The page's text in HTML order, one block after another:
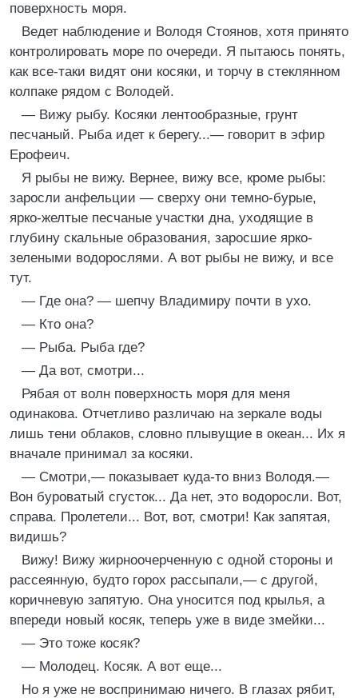
поверхность моря.
Ведет наблюдение и Володя Стоянов, хотя принято
контролировать море по очереди. Я пытаюсь понять,
как все-таки видят они косяки, и торчу в стеклянном
колпаке рядом с Володей.
— Вижу рыбу. Косяки лентообразные, грунт
песчаный. Рыба идет к берегу...— говорит в эфир
Ерофеич.
Я рыбы не вижу. Вернее, вижу все, кроме рыбы:
заросли анфельции — сверху они темно-бурые,
ярко-желтые песчаные участки дна, уходящие в
глубину скальные образования, заросшие ярко-
зелеными водорослями. А вот рыбы не вижу, и все
тут.
— Где она? — шепчу Владимиру почти в ухо.
— Кто она?
— Рыба. Рыба где?
— Да вот, смотри...
Рябая от волн поверхность моря для меня
одинакова. Отчетливо различаю на зеркале воды
лишь тени облаков, словно плывущие в океан... Их я
вначале принимал за косяки.
— Смотри,— показывает куда-то вниз Володя.—
Вон буроватый сгусток... Да нет, это водоросли. Вот,
справа. Пролетели... Вот, вот, смотри! Как запятая,
видишь?
Вижу! Вижу жирноочерченную с одной стороны и
рассеянную, будто горох рассыпали,— с другой,
коричневую запятую. Она уносится под крылья, а
впереди новый косяк, теперь уже в виде змейки...
— Это тоже косяк?
— Молодец. Косяк. А вот еще...
Но я уже не воспринимаю ничего. В глазах рябит,